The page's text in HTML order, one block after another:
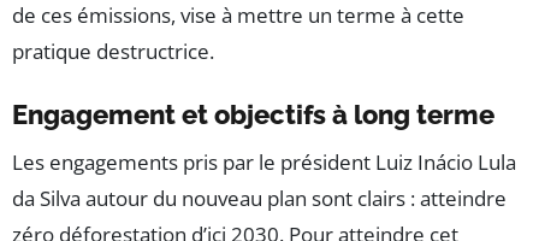
de ces émissions, vise à mettre un terme à cette
pratique destructrice.
Engagement et objectifs à long terme
Les engagements pris par le président Luiz Inácio Lula
da Silva autour du nouveau plan sont clairs : atteindre
zéro déforestation d’ici 2030. Pour atteindre cet